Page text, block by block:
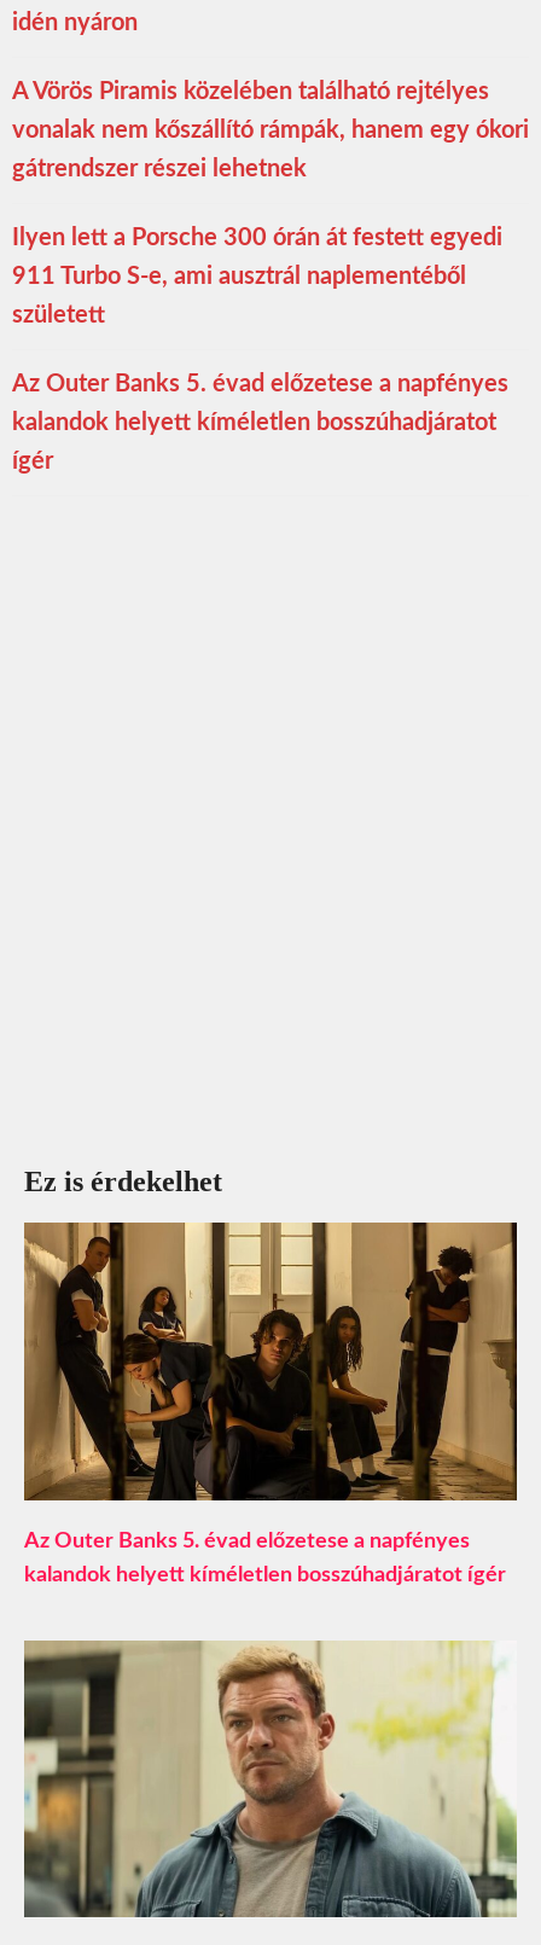
idén nyáron
A Vörös Piramis közelében található rejtélyes
vonalak nem kőszállító rámpák, hanem egy ókori
gátrendszer részei lehetnek
Ilyen lett a Porsche 300 órán át festett egyedi
911 Turbo S-e, ami ausztrál naplementéből
született
Az Outer Banks 5. évad előzetese a napfényes
kalandok helyett kíméletlen bosszúhadjáratot
ígér
Ez is érdekelhet
Az Outer Banks 5. évad előzetese a napfényes
kalandok helyett kíméletlen bosszúhadjáratot ígér